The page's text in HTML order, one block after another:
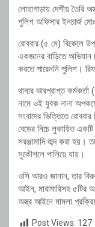
লোহাগাড়ায় দেশীয় তৈরি
পুলিশ অফিসার ইনচার্জ
রোববার (৫ মে) বিকেলে
একজনের বাড়িতে
করতে পারেননি পুলিশ।
থানার ভারপ্রাপ্ত
নামে ওই যুবক নানা
সংবাদের ভিত্তিতে
বেডের নিচে লুকায়িত একটি
সরঞ্জামাদি জব্দ করা হয়।
সুকৌশলে পালিয়ে যায়।
ওসি আরও জানান, তার
আইন, মারামারিসহ ৫টির
অস্ত্র আইনে মামলা
Post Views: 127